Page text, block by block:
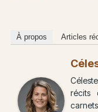
À propos Articles
récits